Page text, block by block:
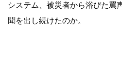
システム、被災者から浴びた
聞を出し続けたのか。